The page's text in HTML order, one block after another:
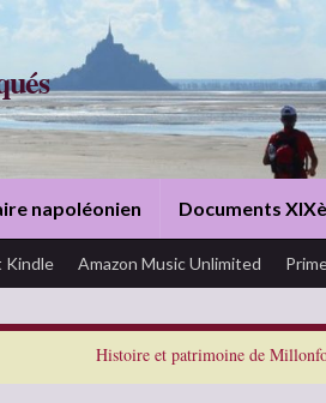
napoléonien Documents
Kindle Amazon Music Unlimited
Histoire et patrimoine de